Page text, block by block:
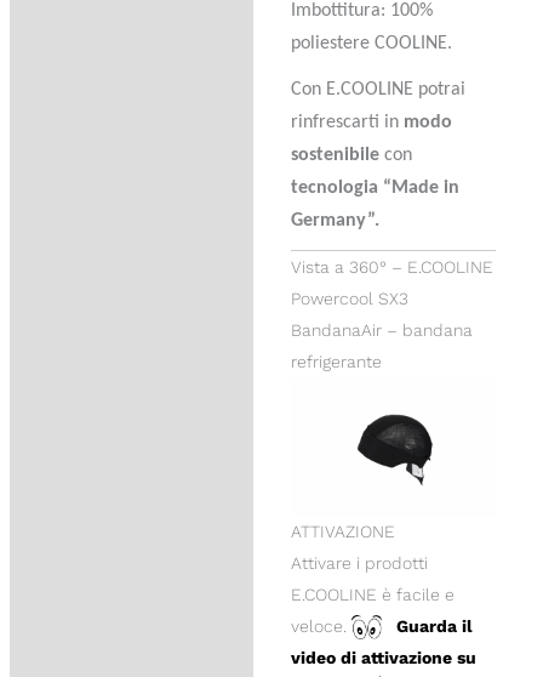
Imbottitura: 100%
poliestere COOLINE.
Con E.COOLINE potrai
rinfrescarti in modo
sostenibilecon
tecnologia “Made in
Germany”.
Vista a 360° – E.COOLINE
Powercool SX3
BandanaAir – bandana
refrigerante
ATTIVAZIONE
Attivare i prodotti
E.COOLINE è facile e
veloce.
Guarda il
video di attivazione su